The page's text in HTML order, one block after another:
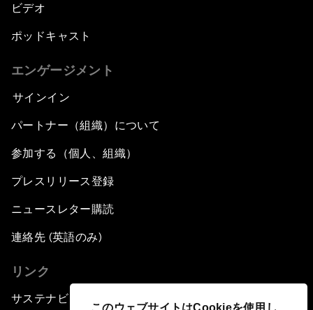
このウェブサイトはCookieを使用し
ビデオ
ポッドキャスト
エンゲージメント
サインイン
パートナー（組織）について
参加する（個人、組織）
プレスリリース登録
ニュースレター購読
連絡先 (英語のみ)
リンク
サステナビリティへの取り組み